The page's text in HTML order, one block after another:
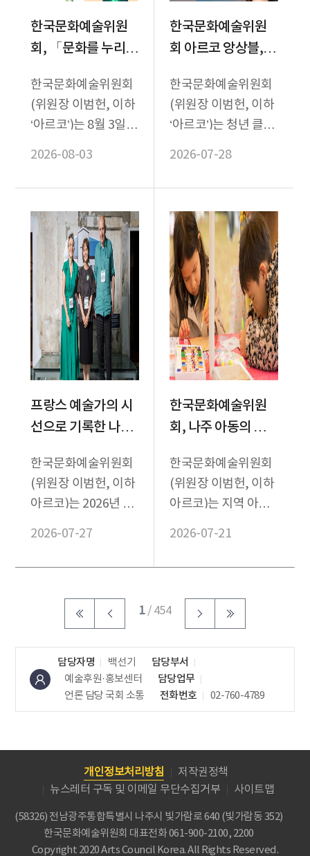
한국문화예술위원
회, 「문화를 누리
2026년 문화누리카
드 수기공모전 개최
한국문화예술위원회
(위원장 이범헌, 이하
‘아르코’)는 8월 3일부
모전 「문화를 누리...
2026-08-03
한국문화예술위원
회 아르코 앙상블, 프
스 국제 실내악 페스
티벌’초청
한국문화예술위원회
(위원장 이범헌, 이하
‘아르코’)는 청년 클래
(ARKO Ensemble...
2026-07-28
프랑스 예술가의 시
선으로 기록한 나주,
젝트> 성과공유회
성료
한국문화예술위원회
(위원장 이범헌, 이하
아르코)는 2026년 인
국제사업) 선정 프로
2026-07-27
한국문화예술위원
회, 나주 아동의 일상
프로그램 <나주 일
상 관찰기> 운영
한국문화예술위원회
(위원장 이범헌, 이하
아르코)는 지역 아동
현하는 경험을 통해
2026-07-21
1/ 454
담당자명 백선기
담당부서
예술후원·홍보센터
담당업무
언론 담당국회 소통 전화번호 02-760-4789
개인정보처리방침
저작권정책
뉴스레터 구독 및 이메일 무단수집거부
사이트맵
(58326) 전남광주통합특별시 나주시 빛가람로 640 (빛가람동 352)
한국문화예술위원회 대표전화 061-900-2100, 2200
Copyright 2020 Arts Council Korea. All Rights Reserved.